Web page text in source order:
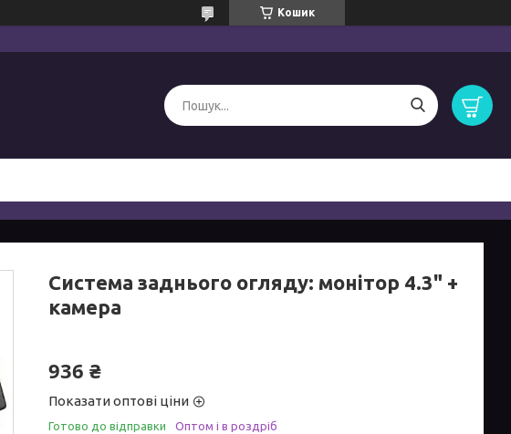
Кошик
Система заднього огляду: монітор 4.3" +
камера
936 ₴
Показати оптові ціни
Готово до відправки Оптом і в роздріб